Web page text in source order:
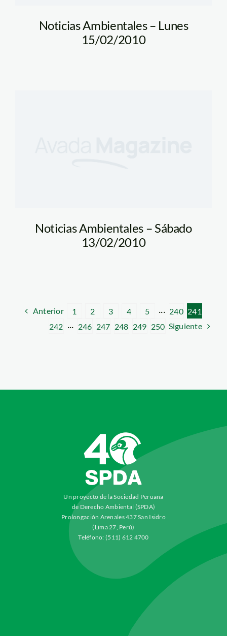
Noticias Ambientales – Lunes
15/02/2010
Noticias Ambientales – Sábado
13/02/2010
Anterior 1 2 3 4 5 ··· 240 241
242 ··· 246 247 248 249 250 Siguiente
Un proyecto de la Sociedad Peruana
de Derecho Ambiental (SPDA)
Prolongación Arenales 437 San Isidro
(Lima 27, Perú)
Teléfono: (511) 612 4700